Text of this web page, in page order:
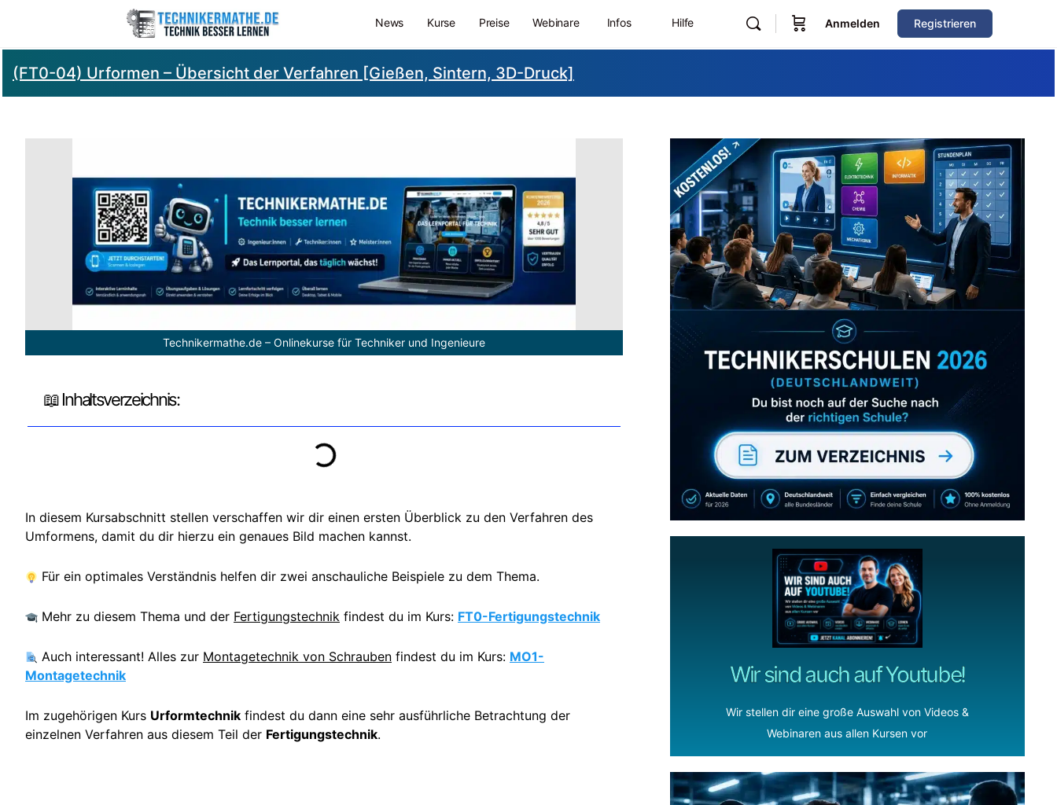
News Kurse Preise Webinare Infos Hilfe Anmelden Registrieren
(FT0-04) Urformen – Übersicht der Verfahren [Gießen, Sintern, 3D-Druck]
Technikermathe.de – Onlinekurse für Techniker und Ingenieure
📖 Inhaltsverzeichnis:
In diesem Kursabschnitt stellen verschaffen wir dir einen ersten Überblick zu den Verfahren des
Umformens, damit du dir hierzu ein genaues Bild machen kannst.
Für ein optimales Verständnis helfen dir zwei anschauliche Beispiele zu dem Thema.
Mehr zu diesem Thema und der Fertigungstechnik findest du im Kurs: FT0-Fertigungstechnik
Auch interessant! Alles zur Montagetechnik von Schrauben findest du im Kurs: MO1-
Montagetechnik
Im zugehörigen Kurs Urformtechnik findest du dann eine sehr ausführliche Betrachtung der
einzelnen Verfahren aus diesem Teil der Fertigungstechnik.
Zum Verzeichnis
Wir sind auch auf Youtube!
Wir stellen dir eine große Auswahl von Videos &
Webinaren aus allen Kursen vor
Abonniere uns auch
gerne
wenn dir unsere Videos gefallen!
ZUM YOUTUBE KANAL